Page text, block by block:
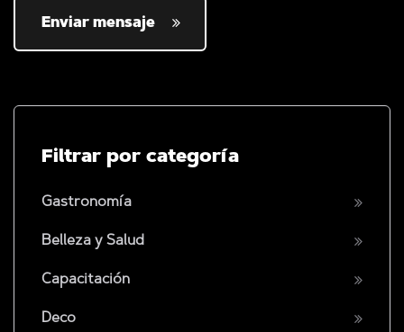
Enviar mensaje
Filtrar por categoría
Gastronomía
Belleza y Salud
Capacitación
Deco